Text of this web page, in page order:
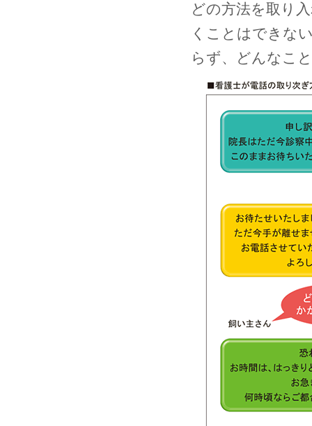
どの方法を取り
くことはできな
らず、どんなこ